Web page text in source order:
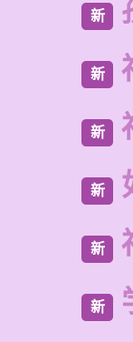
新
新
新
新
新
新